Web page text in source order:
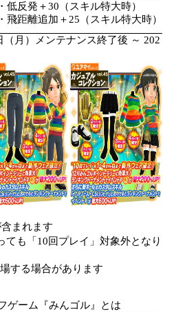
・低反発＋30（スキル特大時）
・飛距離追加＋25（スキル特大時）
（月）メンテナンス終了後 ～ 202
まれます
も「10回プレイ」対象外となり
する場合があります
ゲーム『みんゴル』とは